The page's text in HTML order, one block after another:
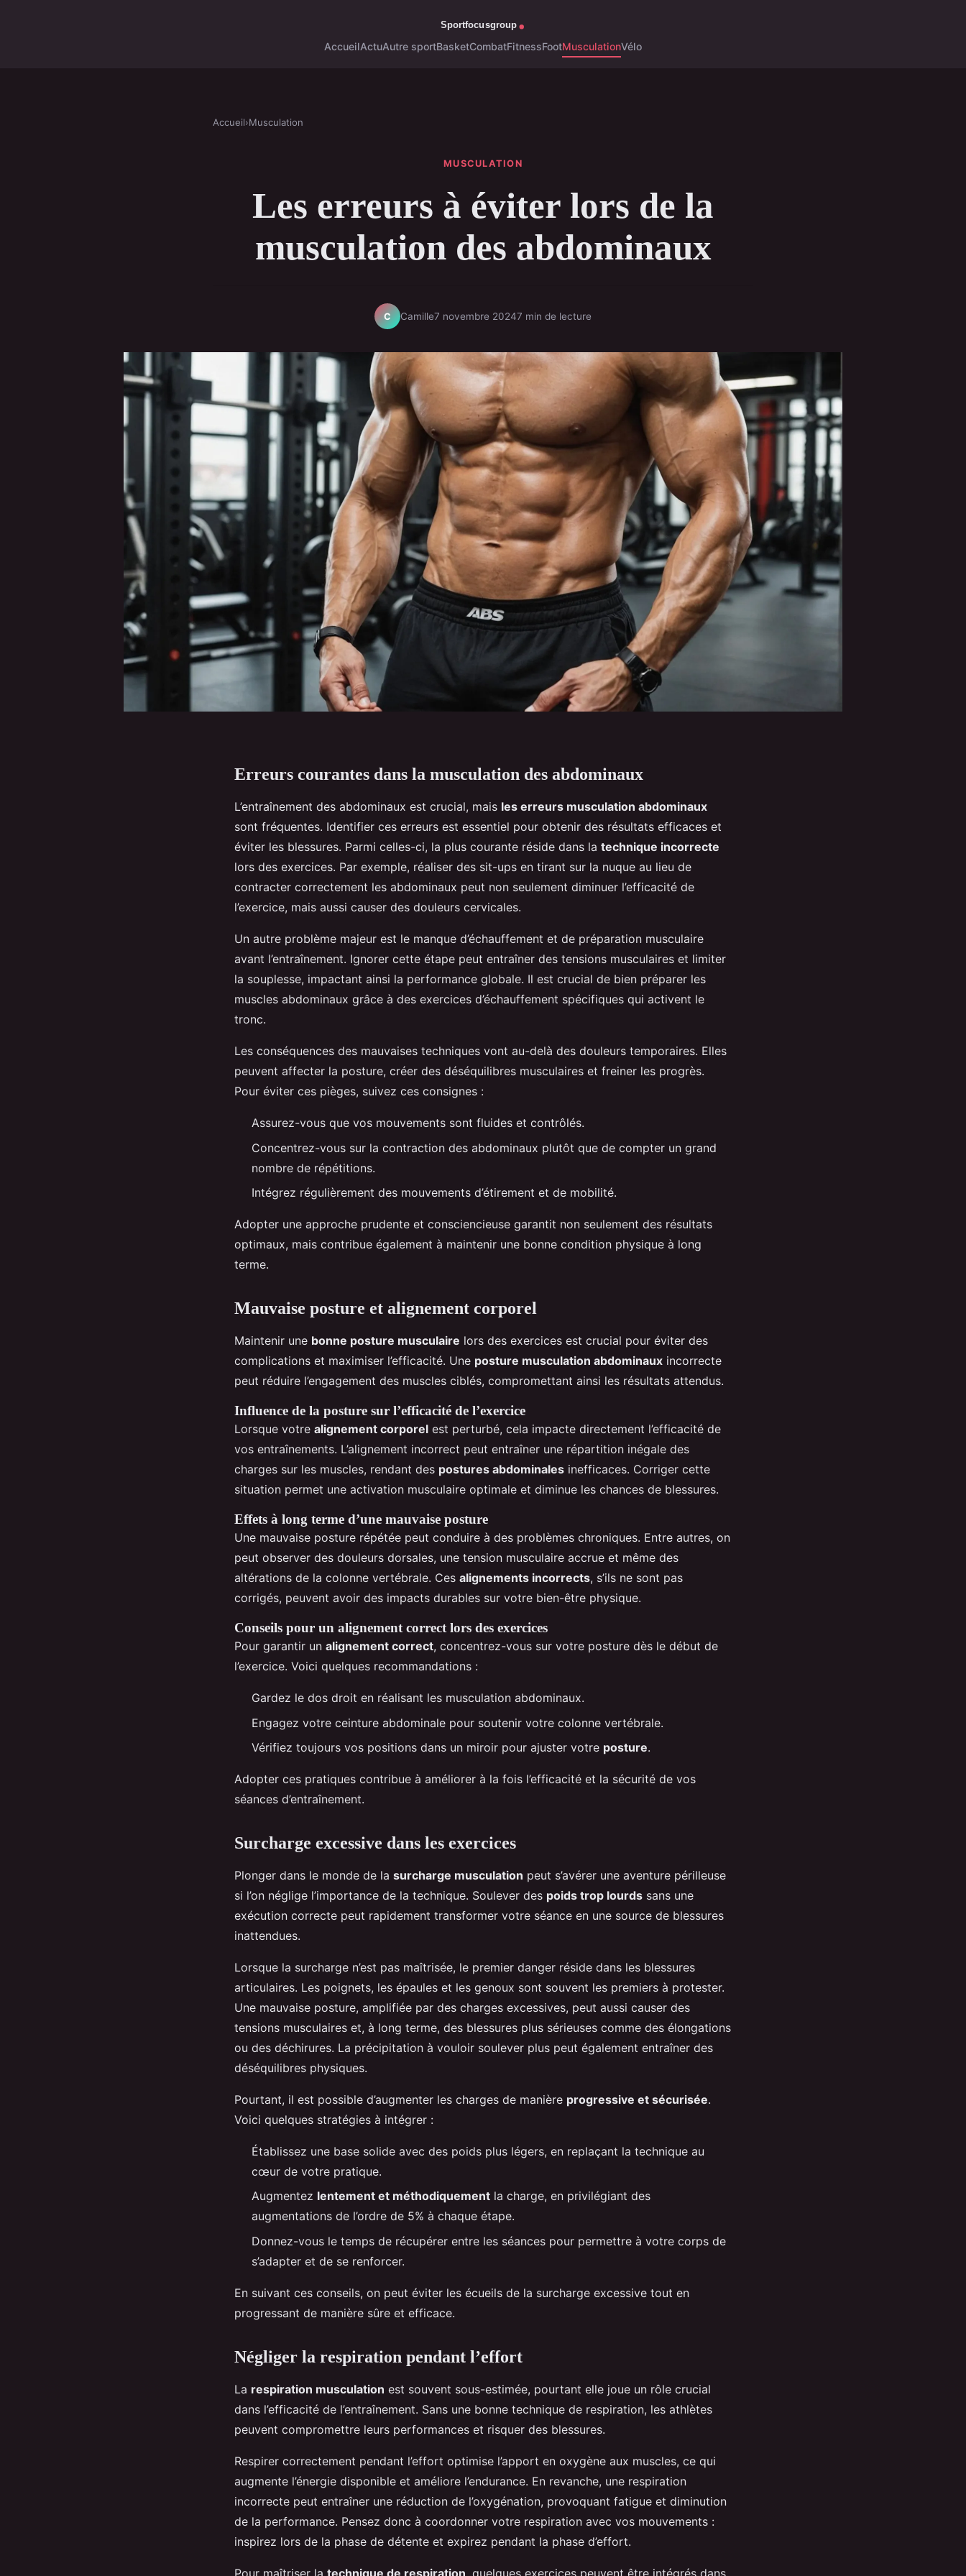
AccueilActuAutre sportBasketCombatFitnessFootMusculationVélo
Accueil›Musculation
MUSCULATION
Les erreurs à éviter lors de la
musculation des abdominaux
C Camille7 novembre 20247 min de lecture
Erreurs courantes dans la musculation des abdominaux
L’entraînement des abdominaux est crucial, mais les erreurs musculation abdominaux
sont fréquentes. Identifier ces erreurs est essentiel pour obtenir des résultats efficaces et
éviter les blessures. Parmi celles-ci, la plus courante réside dans la technique incorrecte
lors des exercices. Par exemple, réaliser des sit-ups en tirant sur la nuque au lieu de
contracter correctement les abdominaux peut non seulement diminuer l’efficacité de
l’exercice, mais aussi causer des douleurs cervicales.
Un autre problème majeur est le manque d’échauffement et de préparation musculaire
avant l’entraînement. Ignorer cette étape peut entraîner des tensions musculaires et limiter
la souplesse, impactant ainsi la performance globale. Il est crucial de bien préparer les
muscles abdominaux grâce à des exercices d’échauffement spécifiques qui activent le
tronc.
Les conséquences des mauvaises techniques vont au-delà des douleurs temporaires. Elles
peuvent affecter la posture, créer des déséquilibres musculaires et freiner les progrès.
Pour éviter ces pièges, suivez ces consignes :
Assurez-vous que vos mouvements sont fluides et contrôlés.
Concentrez-vous sur la contraction des abdominaux plutôt que de compter un grand
nombre de répétitions.
Intégrez régulièrement des mouvements d’étirement et de mobilité.
Adopter une approche prudente et consciencieuse garantit non seulement des résultats
optimaux, mais contribue également à maintenir une bonne condition physique à long
terme.
Mauvaise posture et alignement corporel
Maintenir une bonne posture musculaire lors des exercices est crucial pour éviter des
complications et maximiser l’efficacité. Une posture musculation abdominaux incorrecte
peut réduire l’engagement des muscles ciblés, compromettant ainsi les résultats attendus.
Influence de la posture sur l’efficacité de l’exercice
Lorsque votre alignement corporel est perturbé, cela impacte directement l’efficacité de
vos entraînements. L’alignement incorrect peut entraîner une répartition inégale des
charges sur les muscles, rendant des postures abdominales inefficaces. Corriger cette
situation permet une activation musculaire optimale et diminue les chances de blessures.
Effets à long terme d’une mauvaise posture
Une mauvaise posture répétée peut conduire à des problèmes chroniques. Entre autres, on
peut observer des douleurs dorsales, une tension musculaire accrue et même des
altérations de la colonne vertébrale. Ces alignements incorrects, s’ils ne sont pas
corrigés, peuvent avoir des impacts durables sur votre bien-être physique.
Conseils pour un alignement correct lors des exercices
Pour garantir un alignement correct, concentrez-vous sur votre posture dès le début de
l’exercice. Voici quelques recommandations :
Gardez le dos droit en réalisant les musculation abdominaux.
Engagez votre ceinture abdominale pour soutenir votre colonne vertébrale.
Vérifiez toujours vos positions dans un miroir pour ajuster votre posture.
Adopter ces pratiques contribue à améliorer à la fois l’efficacité et la sécurité de vos
séances d’entraînement.
Surcharge excessive dans les exercices
Plonger dans le monde de la surcharge musculation peut s’avérer une aventure périlleuse
si l’on néglige l’importance de la technique. Soulever des poids trop lourds sans une
exécution correcte peut rapidement transformer votre séance en une source de blessures
inattendues.
Lorsque la surcharge n’est pas maîtrisée, le premier danger réside dans les blessures
articulaires. Les poignets, les épaules et les genoux sont souvent les premiers à protester.
Une mauvaise posture, amplifiée par des charges excessives, peut aussi causer des
tensions musculaires et, à long terme, des blessures plus sérieuses comme des élongations
ou des déchirures. La précipitation à vouloir soulever plus peut également entraîner des
déséquilibres physiques.
Pourtant, il est possible d’augmenter les charges de manière progressive et sécurisée.
Voici quelques stratégies à intégrer :
Établissez une base solide avec des poids plus légers, en replaçant la technique au
cœur de votre pratique.
Augmentez lentement et méthodiquement la charge, en privilégiant des
augmentations de l’ordre de 5% à chaque étape.
Donnez-vous le temps de récupérer entre les séances pour permettre à votre corps de
s’adapter et de se renforcer.
En suivant ces conseils, on peut éviter les écueils de la surcharge excessive tout en
progressant de manière sûre et efficace.
Négliger la respiration pendant l’effort
La respiration musculation est souvent sous-estimée, pourtant elle joue un rôle crucial
dans l’efficacité de l’entraînement. Sans une bonne technique de respiration, les athlètes
peuvent compromettre leurs performances et risquer des blessures.
Respirer correctement pendant l’effort optimise l’apport en oxygène aux muscles, ce qui
augmente l’énergie disponible et améliore l’endurance. En revanche, une respiration
incorrecte peut entraîner une réduction de l’oxygénation, provoquant fatigue et diminution
de la performance. Pensez donc à coordonner votre respiration avec vos mouvements :
inspirez lors de la phase de détente et expirez pendant la phase d’effort.
Pour maîtriser la technique de respiration , quelques exercices peuvent être intégrés dans